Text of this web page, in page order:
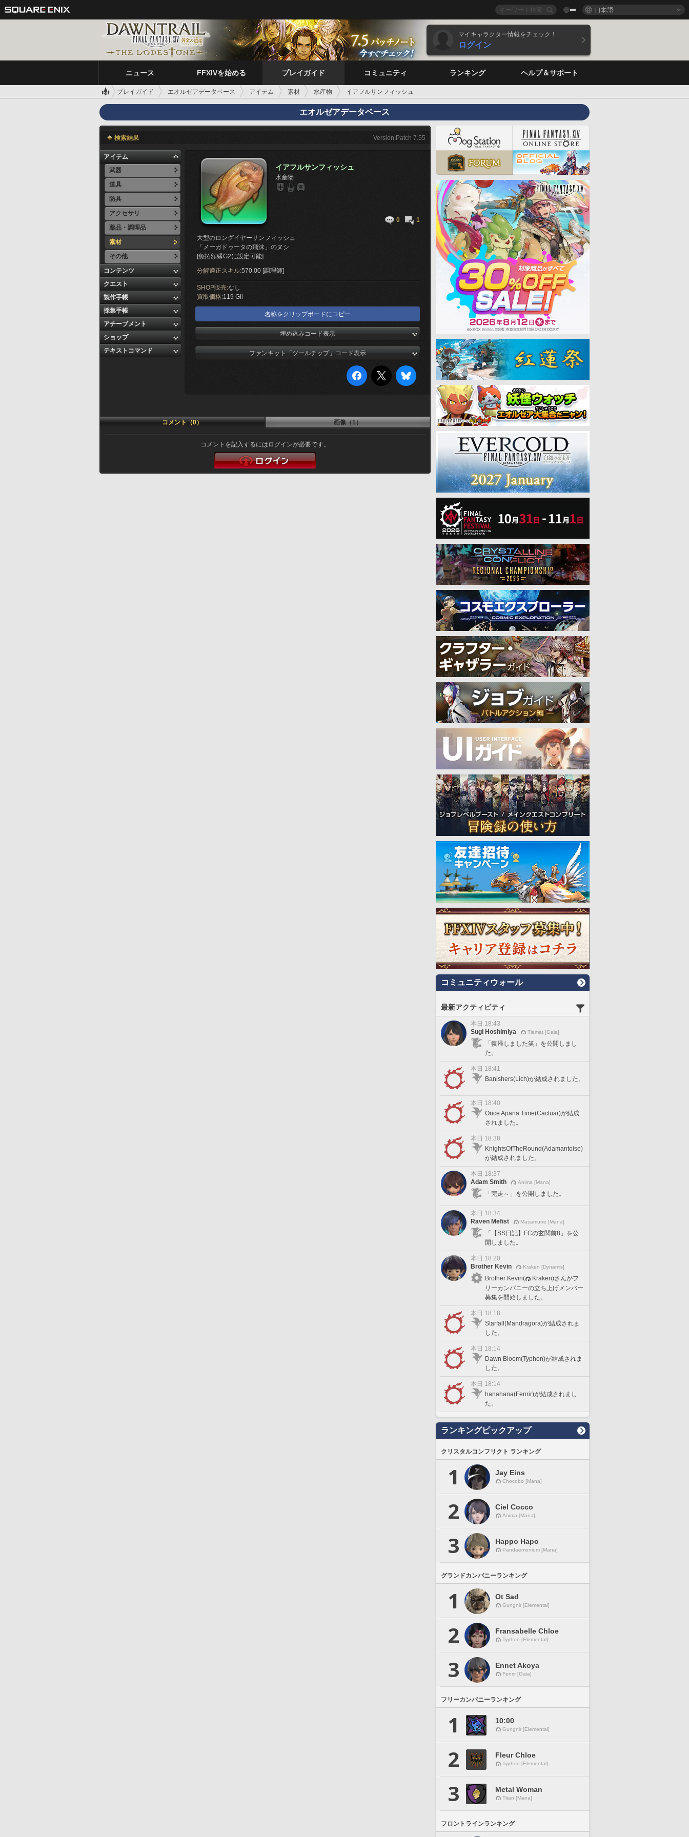
日本語
マイキャラクター情報をチェック！
ログイン
ニュース FFXIVを始める プレイガイド コミュニティ ランキング ヘルプ＆サポート
プレイガイド エオルゼアデータベース アイテム 素材 水産物 イアフルサンフィッシュ
エオルゼアデータベース
検索結果 Version:Patch 7.55
アイテム
武器
道具
防具
アクセサリ
薬品・調理品
素材
その他
コンテンツ
クエスト
製作手帳
採集手帳
アチーブメント
ショップ
テキストコマンド
イアフルサンフィッシュ
水産物
0 1
大型のロングイヤーサンフィッシュ
「メーガドゥータの飛沫」のヌシ
[魚拓額縁G2に設定可能]
分解適正スキル:570.00 [調理師]
SHOP販売:なし
買取価格:119 Gil
名称をクリップボードにコピー
埋め込みコード表示
ファンキット「ツールチップ」コード表示
コメント（0） 画像（1）
コメントを記入するにはログインが必要です。
コミュニティウォール
最新アクティビティ
本日 18:43
Sugi Hoshimiya
Tiamat [Gaia]
「復帰しました笑」を公開しまし
た。
本日 18:41
Banishers(Lich)が結成されました。
本日 18:40
Once Apana Time(Cactuar)が結成
されました。
本日 18:38
KnightsOfTheRound(Adamantoise)
が結成されました。
本日 18:37
Adam Smith
Anima [Mana]
「完走～」を公開しました。
本日 18:34
Raven Mefist
Masamune [Mana]
「【SS日記】FCの玄関前8」を公
開しました。
本日 18:20
Brother Kevin
Kraken [Dynamis]
Brother Kevin(
Kraken)さんがフ
リーカンパニーの立ち上げメンバー
募集を開始しました。
本日 18:18
Starfall(Mandragora)が結成されま
した。
本日 18:14
Dawn Bloom(Typhon)が結成されま
した。
本日 18:14
hanahana(Fenrir)が結成されまし
た。
ランキングピックアップ
クリスタルコンフリクト ランキング
1 Jay Eins
Chocobo [Mana]
2 Ciel Cocco
Anima [Mana]
3 Happo Hapo
Pandaemonium [Mana]
グランドカンパニーランキング
1 Ot Sad
Gungnir [Elemental]
2 Fransabelle Chloe
Typhon [Elemental]
3 Ennet Akoya
Fenrir [Gaia]
フリーカンパニーランキング
1 10:00
Gungnir [Elemental]
2 Fleur Chloe
Typhon [Elemental]
3 Metal Woman
Titan [Mana]
フロントラインランキング